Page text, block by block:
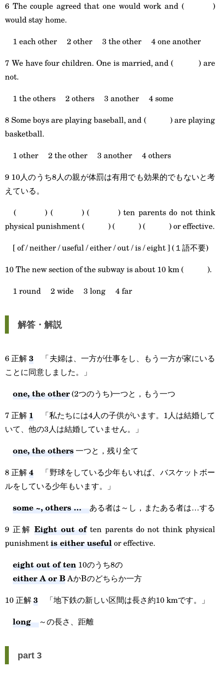
6 The couple agreed that one would work and ( )
would stay home.
1 each other 2 other 3 the other 4 one another
7 We have four children. One is married, and ( ) are
not.
1 the others 2 others 3 another 4 some
8 Some boys are playing baseball, and ( ) are playing
basketball.
1 other 2 the other 3 another 4 others
9 10人のうち8人の親が体罰は有用でも効果的でもないと考
えている。
( ) ( ) ( ) ten parents do not think
physical punishment ( ) ( ) ( ) or effective.
[ of / neither / useful / either / out / is / eight ] (１語不要)
10 The new section of the subway is about 10 km ( ).
1 round 2 wide 3 long 4 far
解答・解説
6 正解3 「夫婦は、一方が仕事をし、もう一方が家にいる
ことに同意しました。」
one, the other(2つのうち)一つと，もう一つ
7 正解 1 「私たちには4人の子供がいます。1人は結婚して
いて、他の3人は結婚していません。」
one, the others一つと，残り全て
8 正解4 「野球をしている少年もいれば、バスケットボー
ルをしている少年もいます。」
some ~, others … ある者は～し，またある者は…する
9 正解Eight out often parents do not think physical
punishmentis either usefulor effective.
eight out of ten 10のうち8の
either A or BAかBのどちらか一方
10 正解3 「地下鉄の新しい区間は長さ約10 kmです。」
long ～の長さ、距離
part 3